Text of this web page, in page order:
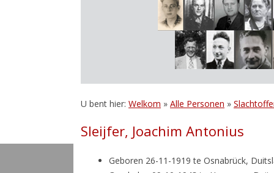
U bent hier: Welkom » Alle Personen »
Sleijfer, Joachim Antonius
Geboren 26-11-1919 te Osnabrück,